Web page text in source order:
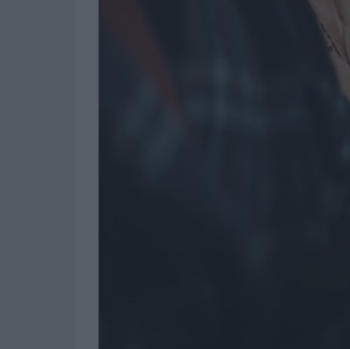
SIETE DE CADA DIEZ
LA TELEVISIÓN SIGUE
EL USO DE LA IA
SYSTEM1 NOMBRA A
FRIGO Y UNIQLO
LA IA ESTÁ SUBIENDO
FABRA
LOPESAN HOTELS &